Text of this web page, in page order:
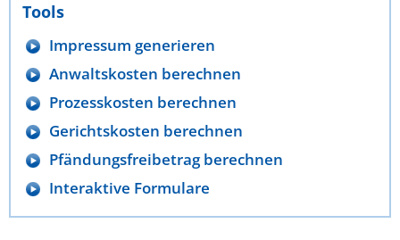
Tools
Impressum generieren
Anwaltskosten berechnen
Prozesskosten berechnen
Gerichtskosten berechnen
Pfändungsfreibetrag berechnen
Interaktive Formulare